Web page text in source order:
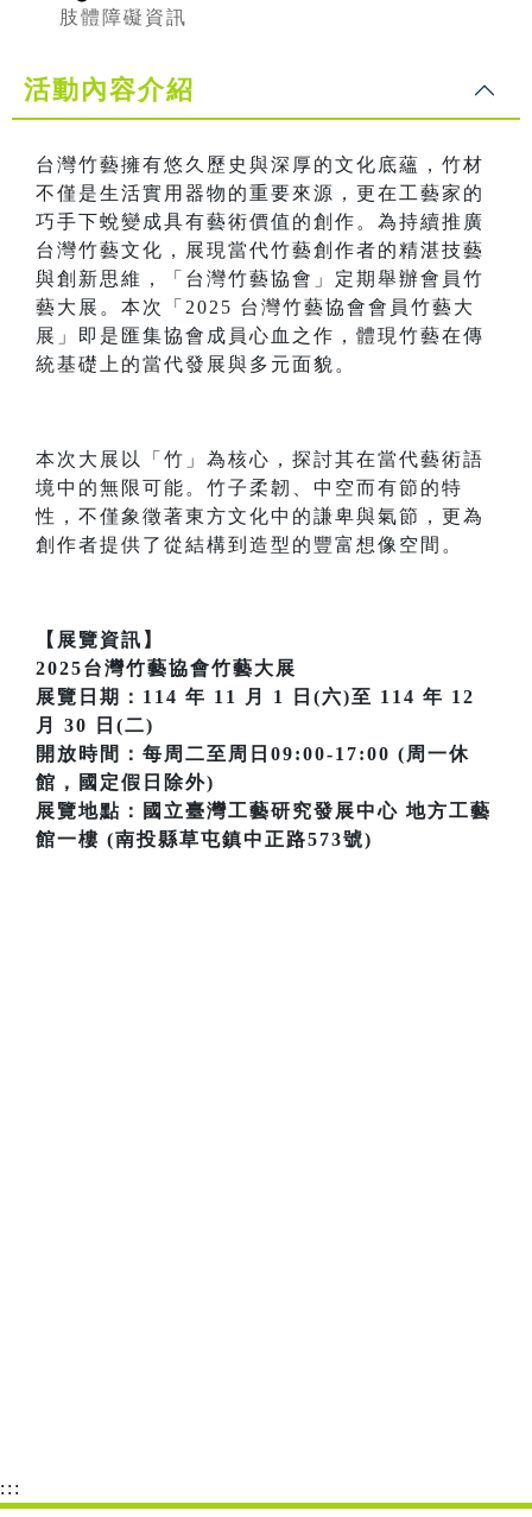
肢體障礙資訊
活動內容介紹
台灣竹藝擁有悠久歷史與深厚的文化底蘊，竹材
不僅是生活實用器物的重要來源，更在工藝家的
巧手下蛻變成具有藝術價值的創作。為持續推廣
台灣竹藝文化，展現當代竹藝創作者的精湛技藝
與創新思維，「台灣竹藝協會」定期舉辦會員竹
藝大展。本次「2025 台灣竹藝協會會員竹藝大
展」即是匯集協會成員心血之作，體現竹藝在傳
統基礎上的當代發展與多元面貌。
本次大展以「竹」為核心，探討其在當代藝術語
境中的無限可能。竹子柔韌、中空而有節的特
性，不僅象徵著東方文化中的謙卑與氣節，更為
創作者提供了從結構到造型的豐富想像空間。
【展覽資訊】
2025台灣竹藝協會竹藝大展
展覽日期：114 年 11 月 1 日(六)至 114 年 12
月 30 日(二)
開放時間：每周二至周日09:00-17:00 (周一休
館，國定假日除外)
展覽地點：國立臺灣工藝研究發展中心 地方工藝
館一樓 (南投縣草屯鎮中正路573號)
:::